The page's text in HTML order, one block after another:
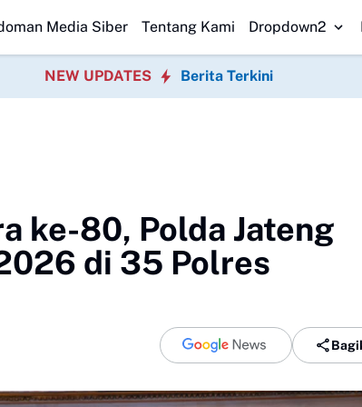
Usut Kematian Winda Forwatu Banten Soroti Dugaan
Media Siber Tentang Kami Dropdown2
NEW UPDATES Berita Terkini
ke-80, Polda Jateng
di 35 Polres